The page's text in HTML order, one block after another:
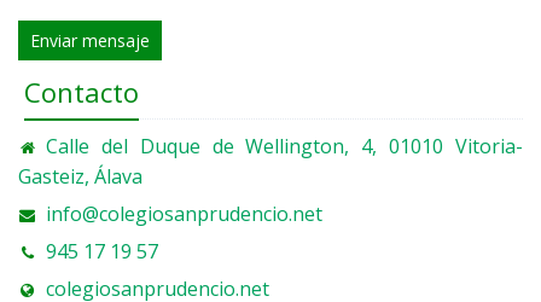
Enviar mensaje
Contacto
Calle del Duque de Wellington, 4, 01010 Vitoria-
Gasteiz, Álava
info@colegiosanprudencio.net
945 17 19 57
colegiosanprudencio.net